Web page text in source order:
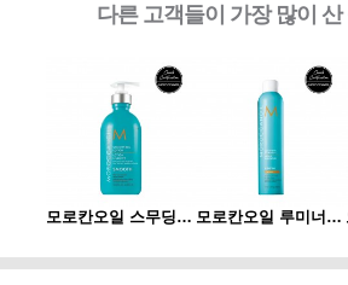
다른 고객들이 가장 많이 산
모로칸오일 스무딩 로션 300ml 모로칸오일 루미너스 헤어 스프레이 스트롱 330ml